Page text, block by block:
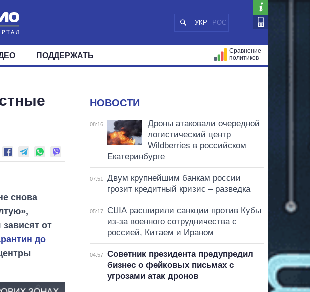
УКР РОС
МИР
ОКРУГА
ПОДДЕРЖАТЬ
Сравнение
политиков
снова
от
до
НОВОСТИ
08:16
Дроны атаковали очередной
логистический центр
Wildberries в российском
Екатеринбурге
07:51
Двум крупнейшим банкам россии
грозит кредитный кризис – разведка
05:17
США расширили санкции против Кубы
из-за военного сотрудничества с
россией, Китаем и Ираном
04:57
Советник президента предупредил
бизнес о фейковых письмах с
угрозами атак дронов